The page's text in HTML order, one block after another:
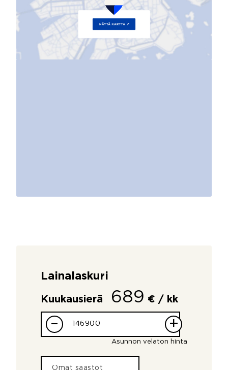
Lainalaskuri
Kuukausierä 689 € / kk
– +
Asunnon velaton hinta